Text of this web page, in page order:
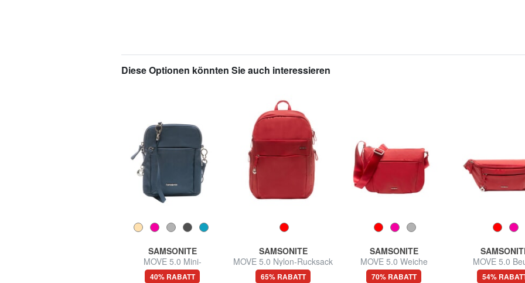
Diese Optionen könnten Sie auch interessieren
SAMSONITE
MOVE 5.0 Mini-
Schultertasche
40% RABATT
SAMSONITE
MOVE 5.0 Nylon-Rucksack
für 14-Zoll-Laptop
65% RABATT
SAMSONITE
MOVE 5.0 Weiche
Umhängetasche
70% RABATT
MOVE 5.0
54%